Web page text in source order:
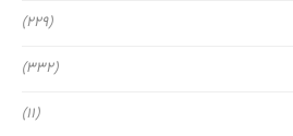
(229)
(332)
(11)